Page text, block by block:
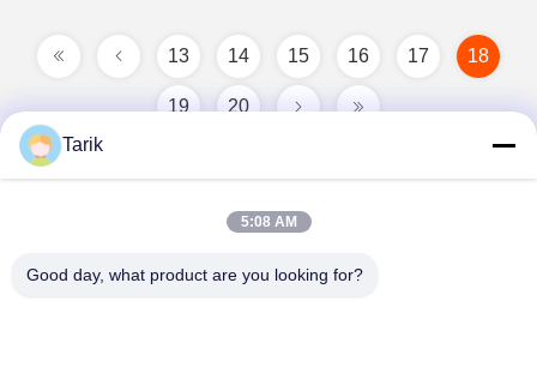
13 14 15 16 17 18
19 20
Tarik
5:08 AM
Good day, what product are you looking for?